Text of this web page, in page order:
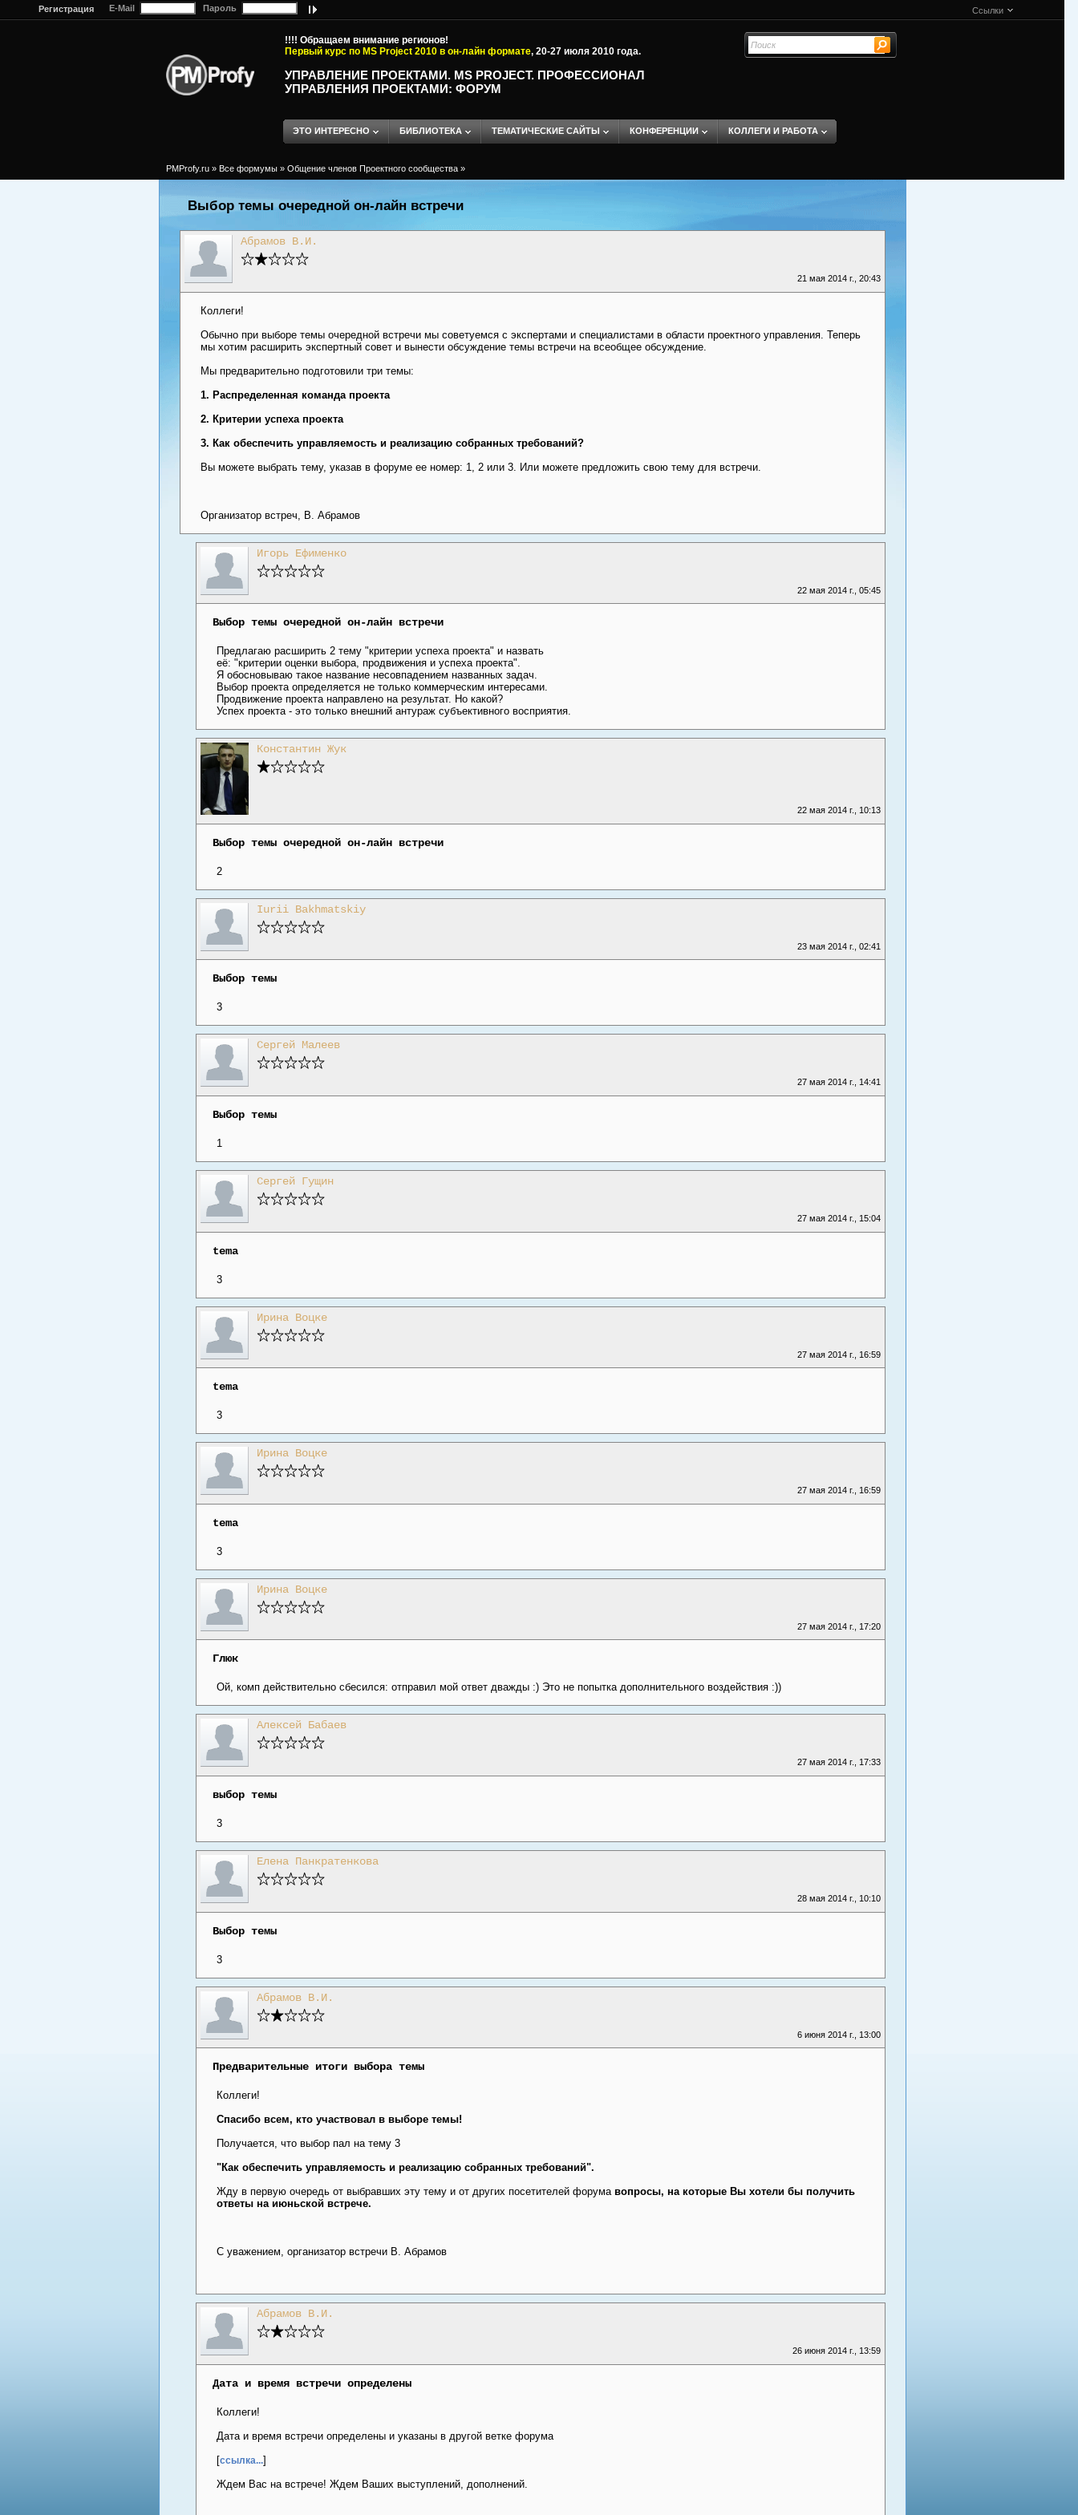
Регистрация E-Mail Пароль Ссылки
!!!! Обращаем внимание регионов!
Первый курс по MS Project 2010 в он-лайн формате, 20-27 июля 2010 года.
УПРАВЛЕНИЕ ПРОЕКТАМИ. MS PROJECT. ПРОФЕССИОНАЛ
УПРАВЛЕНИЯ ПРОЕКТАМИ: ФОРУМ
ЭТО ИНТЕРЕСНО БИБЛИОТЕКА ТЕМАТИЧЕСКИЕ САЙТЫ КОНФЕРЕНЦИИ КОЛЛЕГИ И РАБОТА
PMProfy.ru » Все формумы » Общение членов Проектного сообщества »
Выбор темы очередной он-лайн встречи
Абрамов В.И.
21 мая 2014 г., 20:43
Коллеги!
Обычно при выборе темы очередной встречи мы советуемся с экспертами и специалистами в области проектного управления. Теперь
мы хотим расширить экспертный совет и вынести обсуждение темы встречи на всеобщее обсуждение.
Мы предварительно подготовили три темы:
1. Распределенная команда проекта
2. Критерии успеха проекта
3. Как обеспечить управляемость и реализацию собранных требований?
Вы можете выбрать тему, указав в форуме ее номер: 1, 2 или 3. Или можете предложить свою тему для встречи.
Организатор встреч, В. Абрамов
Игорь Ефименко
22 мая 2014 г., 05:45
Выбор темы очередной он-лайн встречи
Предлагаю расширить 2 тему "критерии успеха проекта" и назвать
её: "критерии оценки выбора, продвижения и успеха проекта".
Я обосновываю такое название несовпадением названных задач.
Выбор проекта определяется не только коммерческим интересами.
Продвижение проекта направлено на результат. Но какой?
Успех проекта - это только внешний антураж субъективного восприятия.
Константин Жук
22 мая 2014 г., 10:13
Выбор темы очередной он-лайн встречи
2
Iurii Bakhmatskiy
23 мая 2014 г., 02:41
Выбор темы
3
Сергей Малеев
27 мая 2014 г., 14:41
Выбор темы
1
Сергей Гущин
27 мая 2014 г., 15:04
tema
3
Ирина Воцке
27 мая 2014 г., 16:59
tema
3
Ирина Воцке
27 мая 2014 г., 16:59
tema
3
Ирина Воцке
27 мая 2014 г., 17:20
Глюк
Ой, комп действительно сбесился: отправил мой ответ дважды :) Это не попытка дополнительного воздействия :))
Алексей Бабаев
27 мая 2014 г., 17:33
выбор темы
3
Елена Панкратенкова
28 мая 2014 г., 10:10
Выбор темы
3
Абрамов В.И.
6 июня 2014 г., 13:00
Предварительные итоги выбора темы
Коллеги!
Спасибо всем, кто участвовал в выборе темы!
Получается, что выбор пал на тему 3
"Как обеспечить управляемость и реализацию собранных требований".
Жду в первую очередь от выбравших эту тему и от других посетителей форума вопросы, на которые Вы хотели бы получить
ответы на июньской встрече.
С уважением, организатор встречи В. Абрамов
Абрамов В.И.
26 июня 2014 г., 13:59
Дата и время встречи определены
Коллеги!
Дата и время встречи определены и указаны в другой ветке форума
[ссылка...]
Ждем Вас на встрече! Ждем Ваших выступлений, дополнений.